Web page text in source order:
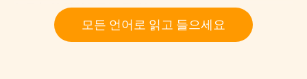
쓰고 높이 뛰어오르는 그대여,
난 반드시 그대를 차지하겠어요!
모든 언어로 읽고 들으세요